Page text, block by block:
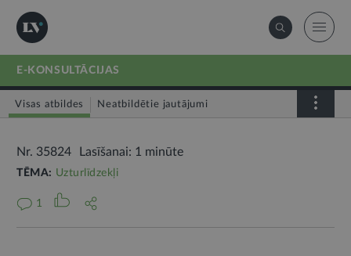
E-KONSULTĀCIJAS
Visas atbildes Neatbildētie jautājumi
Nr. 35824 Lasīšanai: 1 minūte
TĒMA: Uzturlīdzekļi
1